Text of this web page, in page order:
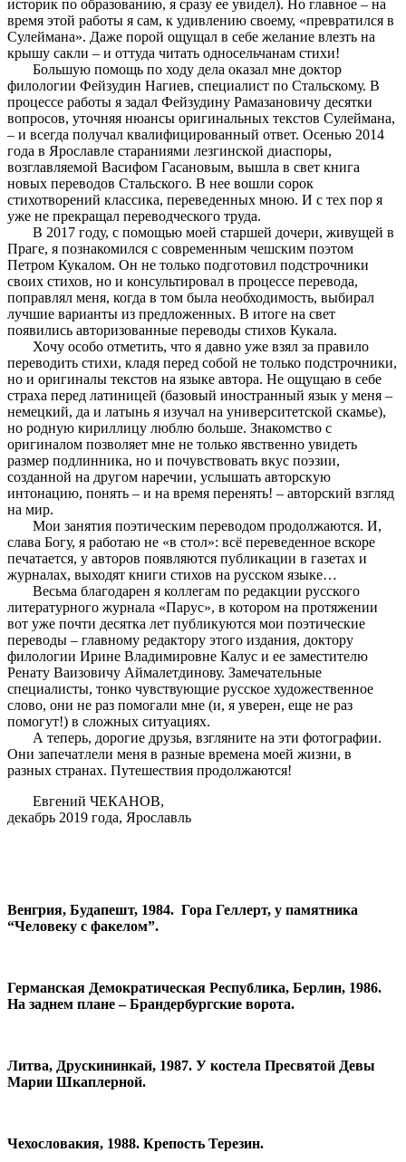
историк по образованию, я сразу ее увидел). Но главное – на
время этой работы я сам, к удивлению своему, «превратился в
Сулеймана». Даже порой ощущал в себе желание влезть на
крышу сакли – и оттуда читать односельчанам стихи!
Большую помощь по ходу дела оказал мне доктор
филологии Фейзудин Нагиев, специалист по Стальскому. В
процессе работы я задал Фейзудину Рамазановичу десятки
вопросов, уточняя нюансы оригинальных текстов Сулеймана,
– и всегда получал квалифицированный ответ. Осенью 2014
года в Ярославле стараниями лезгинской диаспоры,
возглавляемой Васифом Гасановым, вышла в свет книга
новых переводов Стальского. В нее вошли сорок
стихотворений классика, переведенных мною. И с тех пор я
уже не прекращал переводческого труда.
В 2017 году, с помощью моей старшей дочери, живущей в
Праге, я познакомился с современным чешским поэтом
Петром Кукалом. Он не только подготовил подстрочники
своих стихов, но и консультировал в процессе перевода,
поправлял меня, когда в том была необходимость, выбирал
лучшие варианты из предложенных. В итоге на свет
появились авторизованные переводы стихов Кукала.
Хочу особо отметить, что я давно уже взял за правило
переводить стихи, кладя перед собой не только подстрочники,
но и оригиналы текстов на языке автора. Не ощущаю в себе
страха перед латиницей (базовый иностранный язык у меня –
немецкий, да и латынь я изучал на университетской скамье),
но родную кириллицу люблю больше. Знакомство с
оригиналом позволяет мне не только явственно увидеть
размер подлинника, но и почувствовать вкус поэзии,
созданной на другом наречии, услышать авторскую
интонацию, понять – и на время перенять! – авторский взгляд
на мир.
Мои занятия поэтическим переводом продолжаются. И,
слава Богу, я работаю не «в стол»: всё переведенное вскоре
печатается, у авторов появляются публикации в газетах и
журналах, выходят книги стихов на русском языке…
Весьма благодарен я коллегам по редакции русского
литературного журнала «Парус», в котором на протяжении
вот уже почти десятка лет публикуются мои поэтические
переводы – главному редактору этого издания, доктору
филологии Ирине Владимировне Калус и ее заместителю
Ренату Ваизовичу Аймалетдинову. Замечательные
специалисты, тонко чувствующие русское художественное
слово, они не раз помогали мне (и, я уверен, еще не раз
помогут!) в сложных ситуациях.
А теперь, дорогие друзья, взгляните на эти фотографии.
Они запечатлели меня в разные времена моей жизни, в
разных странах. Путешествия продолжаются!
Евгений ЧЕКАНОВ,
декабрь 2019 года, Ярославль
Венгрия, Будапешт, 1984. Гора Геллерт, у памятника
“Человеку с факелом”.
Германская Демократическая Республика, Берлин, 1986.
На заднем плане – Брандербургские ворота.
Литва, Друскининкай, 1987. У костела Пресвятой Девы
Марии Шкаплерной.
Чехословакия, 1988. Крепость Терезин.